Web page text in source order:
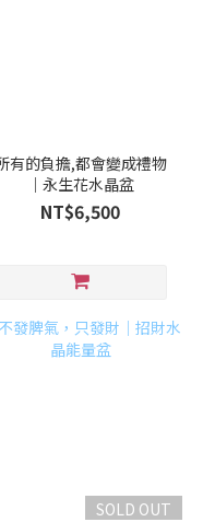
有的負擔,都會變成禮物
｜永生花水晶盆
NT$6,500
SOLD OUT